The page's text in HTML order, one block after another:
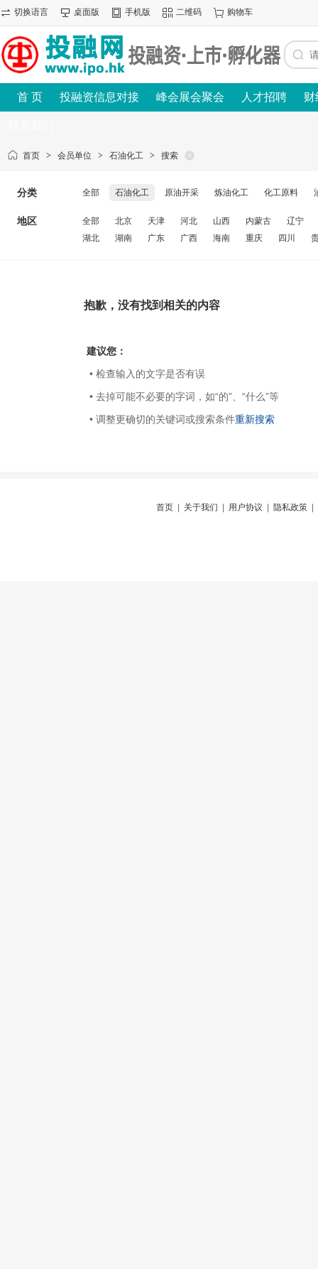
切换语言 桌面版 手机版 二维码 购物车
首 页 投融资信息对接 峰会展会聚会 人才招聘 财
首页 > 会员单位 > 石油化工 > 搜索
分类 全部 石油化工 原油开采 炼油化工 化工原料
地区 全部 北京 天津 河北 山西 内蒙古
辽宁
湖北
湖南 广东 广西 海南 重庆 四川
抱歉，没有找到相关的内容
建议您：
• 检查输入的文字是否有误
• 去掉可能不必要的字词，如“的”、“什么”等
• 调整更确切的关键词或搜索条件重新搜索
首页 关于我们 用户协议 隐私政策